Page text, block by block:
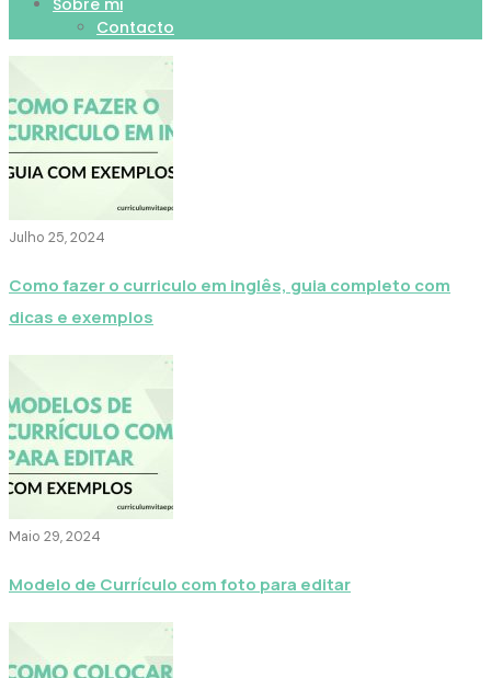
Sobre mi
Contacto
Julho 25, 2024
Como fazer o curriculo em inglês, guia completo com
dicas e exemplos
Maio 29, 2024
Modelo de Currículo com foto para editar